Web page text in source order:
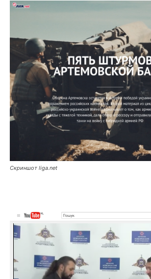
Скриншот liga.net